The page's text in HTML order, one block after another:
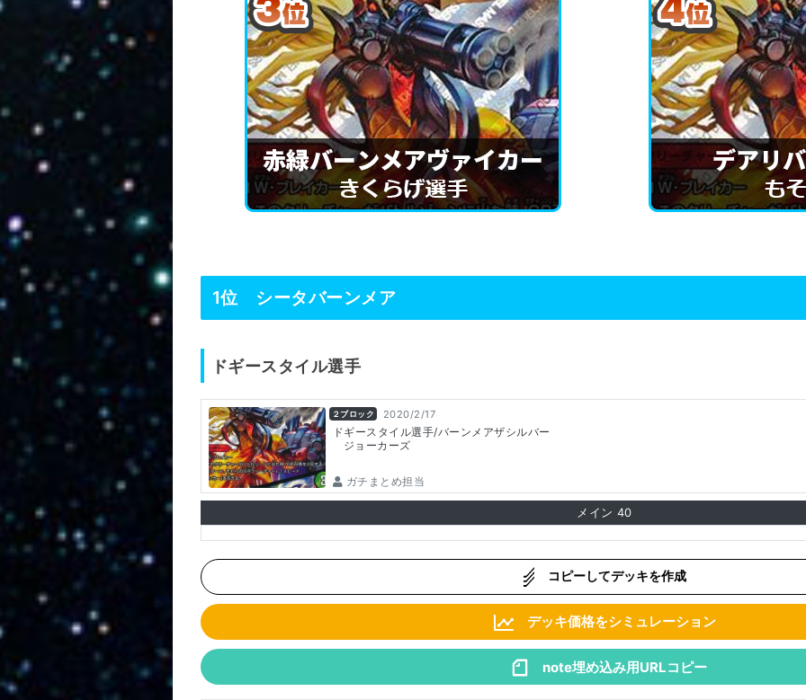
1位 シータバーンメア
ドギースタイル選手
２ブロック 2020/2/17
ドギースタイル選手/バーンメアザシルバー
ジョーカーズ
ガチまとめ担当
メイン 40
コピーしてデッキを作成
デッキ価格をシミュレーション
note埋め込み用URLコピー